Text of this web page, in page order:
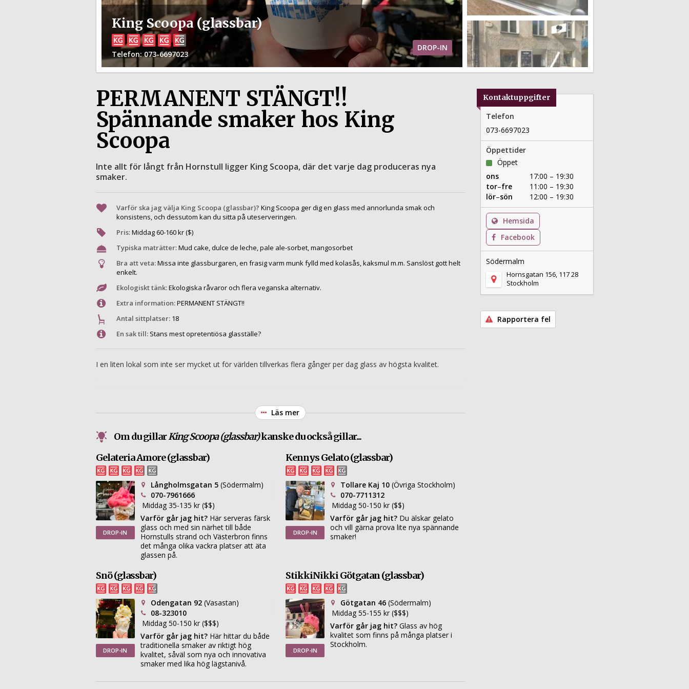
King Scoopa (glassbar)
Telefon: 073-6697023
DROP-IN
PERMANENT STÄNGT!!
Spännande smaker hos King
Scoopa
Inte allt för långt från Hornstull ligger King Scoopa, där det varje dag produceras nya
smaker.
Varför ska jag välja King Scoopa (glassbar)? King Scoopa ger dig en glass med annorlunda smak och
konsistens, och dessutom kan du sitta på uteserveringen.
Pris: Middag 60-160kr ($)
Typiska maträtter: Mud cake, dulce de leche, pale ale-sorbet, mangosorbet
Bra att veta:Missa inte glassburgaren, en frasig varm munk fylld med kolasås, kaksmul m.m. Sanslöst gott helt
enkelt.
Ekologiskt tänk:Ekologiska råvaror och flera veganska alternativ.
Extra information:PERMANENT STÄNGT!!
Antal sittplatser:18
En sak till: Stans mest opretentiösa glasställe?
I en liten lokal som inte ser mycket ut för världen tillverkas flera gånger per dag glass av högsta kvalitet.
Läs mer
Om du gillarKing Scoopa (glassbar)kanske du också gillar...
Gelateria Amore (glassbar)
DROP-IN
Långholmsgatan 5 (Södermalm)
070-7961666
Middag 35-135 kr ($$)
Varför går jag hit? Här serveras färsk
glass och med sin närhet till både
Hornstulls strand och Västerbron finns
det många olika vackra platser att äta
glassen på.
Kennys Gelato (glassbar)
DROP-IN
Tollare Kaj 10 (Övriga Stockholm)
070-7711312
Middag 50-150 kr ($$)
Varför går jag hit? Du älskar gelato
och vill gärna prova lite nya spännande
smaker!
Snö (glassbar)
DROP-IN
Odengatan 92 (Vasastan)
08-323010
Middag 50-150 kr ($$$)
Varför går jag hit? Här hittar du både
traditionella smaker av riktigt hög
kvalitet, såväl som nya och innovativa
smaker med lika hög lägstanivå.
StikkiNikki Götgatan (glassbar)
DROP-IN
Götgatan 46 (Södermalm)
Middag 55-155 kr ($$$)
Varför går jag hit? Glass av hög
kvalitet som finns på många platser i
Stockholm.
Kontaktuppgifter
Telefon
073-6697023
Öppettider
Öppet
ons
17:00 – 19:30
tor–fre
11:00 – 19:30
lör–sön 12:00 – 19:30
Hemsida
Facebook
Södermalm
Hornsgatan 156, 117 28
Stockholm
Rapportera fel